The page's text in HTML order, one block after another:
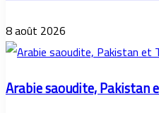
8 août 2026
Arabie saoudite, Pakistan